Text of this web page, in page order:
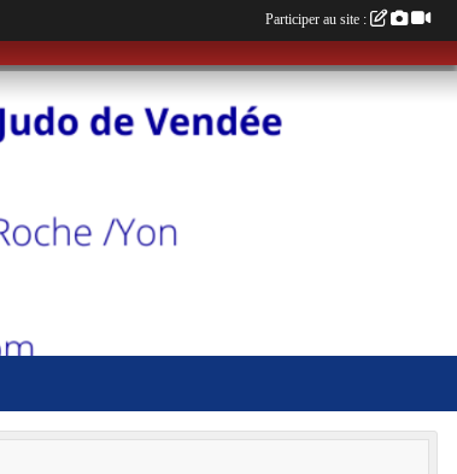
Participer au site :